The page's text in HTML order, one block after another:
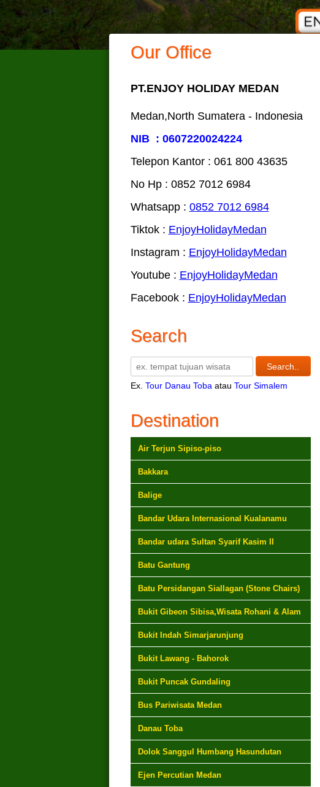
Our Office
PT.ENJOY HOLIDAY MEDAN
Medan,North Sumatera - Indonesia
NIB : 0607220024224
Telepon Kantor : 061‎ 800 43635
No Hp : 0852 7012 6984
Whatsapp : 0852 7012 6984
Tiktok : EnjoyHolidayMedan
Instagram : EnjoyHolidayMedan
Youtube : EnjoyHolidayMedan
Facebook : EnjoyHolidayMedan
Search
Ex. Tour Danau Toba atau Tour Simalem
Destination
Air Terjun Sipiso-piso
Bakkara
Balige
Bandar Udara Internasional Kualanamu
Bandar udara Sultan Syarif Kasim II
Batu Gantung
Batu Persidangan Siallagan (Stone Chairs)
Bukit Gibeon Sibisa,Wisata Rohani & Alam
Bukit Indah Simarjarunjung
Bukit Lawang - Bahorok
Bukit Puncak Gundaling
Bus Pariwisata Medan
Danau Toba
Dolok Sanggul Humbang Hasundutan
Ejen Percutian Medan